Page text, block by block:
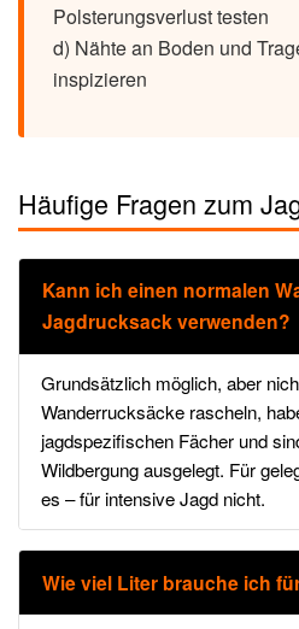
Polsterungsverlust testen
d) Nähte an Boden und
inspizieren
Häufige Fragen zum
Kann ich einen normalen
Jagdrucksack verwenden?
Grundsätzlich möglich, aber
Wanderrucksäcke rascheln,
jagdspezifischen Fächer und
Wildbergung ausgelegt. Für
es – für intensive Jagd nicht.
Wie viel Liter brauche ich